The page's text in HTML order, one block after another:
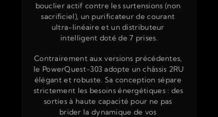
bouclier actif contre les surtensions (non
sacrificiel), un purificateur de courant
ultra-linéaire et un distributeur
intelligent doté de 7 prises.
Contrairement aux versions précédentes,
le PowerQuest-303 adopte un châssis 2RU
élégant et robuste. Sa conception sépare
strictement les besoins énergétiques : des
sorties à haute capacité pour ne pas
brider la dynamique de vos